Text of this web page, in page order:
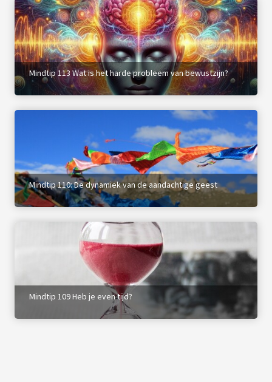
Mindtip 113 Wat is het harde probleem van bewustzijn?
Mindtip 110: De dynamiek van de aandachtige geest
Mindtip 109 Heb je even tijd?